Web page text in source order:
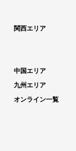
関西エリア
中国エリア
九州エリア
オンライン一覧